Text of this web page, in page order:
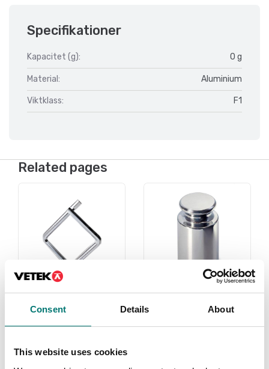
Consent Details About
This website uses cookies
Specifikationer
Kapacitet (g): 0 g
Material: Aluminium
Viktklass: F1
Related pages
Under 1 gram